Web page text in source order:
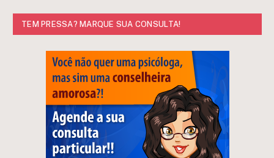
TEM PRESSA? MARQUE SUA CONSULTA!